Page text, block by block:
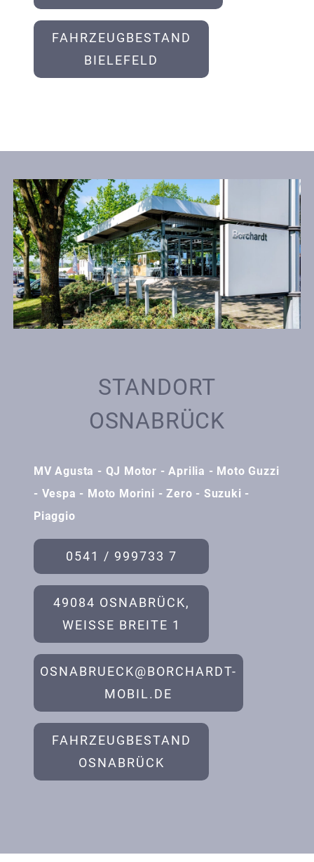
FAHRZEUGBESTAND
BIELEFELD
STANDORT
OSNABRÜCK
MV Agusta - QJ Motor - Aprilia - Moto Guzzi
- Vespa - Moto Morini - Zero - Suzuki -
Piaggio
0541 / 999733 7
49084 OSNABRÜCK,
WEISSE BREITE 1
OSNABRUECK@BORCHARDT-
MOBIL.DE
FAHRZEUGBESTAND
OSNABRÜCK